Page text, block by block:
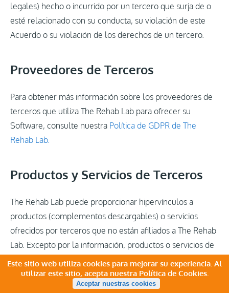
legales) hecho o incurrido por un tercero que surja de o
esté relacionado con su conducta, su violación de este
Acuerdo o su violación de los derechos de un tercero.
Proveedores de Terceros
Para obtener más información sobre los proveedores de
terceros que utiliza The Rehab Lab para ofrecer su
Software, consulte nuestra Política de GDPR de The
Rehab Lab.
Productos y Servicios de Terceros
The Rehab Lab puede proporcionar hipervínculos a
productos (complementos descargables) o servicios
ofrecidos por terceros que no están afiliados a The Rehab
Lab. Excepto por la información, productos o servicios de
The Rehab Lab que se identifican específicamente como
suministrados por The Rehab Lab, The Rehab Lab no
controla ni respalda de ninguna manera ninguna
Este sitio web utiliza cookies para mejorar su experiencia. Al
utilizar este sitio, acepta nuestra Política de Cookies.
Aceptar nuestras cookies